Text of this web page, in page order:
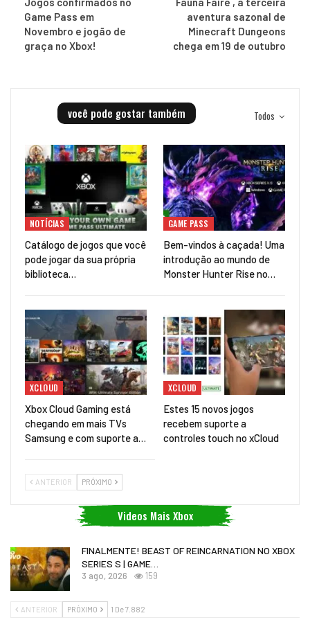
Game Pass em
Novembro e jogão de
graça no Xbox!
aventura sazonal de
Minecraft Dungeons
chega em 19 de outubro
Todos
você pode gostar também
NOTÍCIAS
Catálogo de jogos que você
pode jogar da sua própria
biblioteca…
GAME PASS
Bem-vindos à caçada! Uma
introdução ao mundo de
Monster Hunter Rise no…
XCLOUD
Xbox Cloud Gaming está
chegando em mais TVs
Samsung e com suporte a…
XCLOUD
Estes 15 novos jogos
recebem suporte a
controles touch no xCloud
ANTERIOR PRÓXIMO
Videos Mais Xbox
FINALMENTE! BEAST OF REINCARNATION NO XBOX
SERIES S | GAME…
3 ago, 2026 159
ANTERIOR PRÓXIMO 1 De 7.882